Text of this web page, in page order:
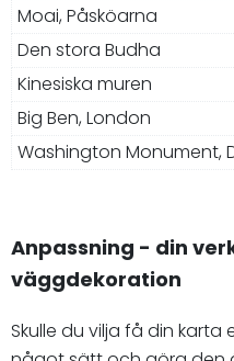
Moai, Påsköarna
Den stora Budha
Kinesiska muren
Big Ben, London
Washington Monument,
Anpassning - din
väggdekoration
Skulle du vilja få din